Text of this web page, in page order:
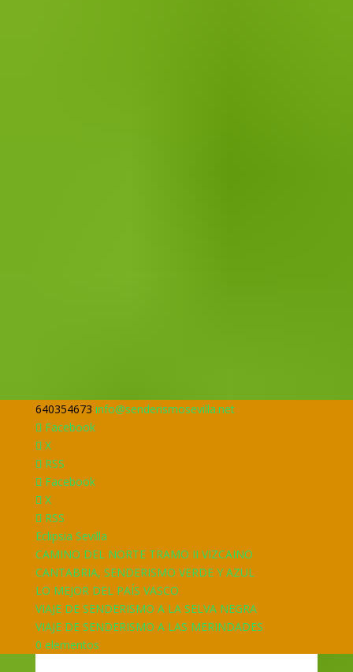
640354673 info@senderismosevilla.net
Facebook
X
RSS
Facebook
X
RSS
Eclipsia Sevilla
CAMINO DEL NORTE TRAMO II VIZCAINO
CANTABRIA, SENDERISMO VERDE Y AZUL
LO MEJOR DEL PAÍS VASCO
VIAJE DE SENDERISMO A LA SELVA NEGRA
VIAJE DE SENDERISMO A LAS MERINDADES
0 elementos